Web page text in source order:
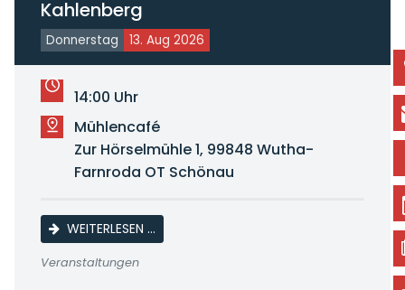
Kahlenberg
Donnerstag 13. Aug 2026
14:00 Uhr
Mühlencafé
Zur Hörselmühle 1, 99848 Wutha-
Farnroda OT Schönau
WEITERLESEN …KAFFEENACHMITTAG
Veranstaltungen